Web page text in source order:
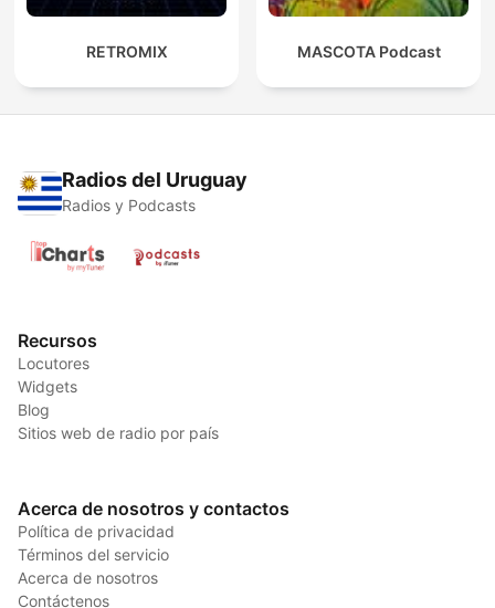
RETROMIX MASCOTA Podcast
Radios del Uruguay
Radios y Podcasts
Recursos
Locutores
Widgets
Blog
Sitios web de radio por país
Acerca de nosotros y contactos
Política de privacidad
Términos del servicio
Acerca de nosotros
Contáctenos